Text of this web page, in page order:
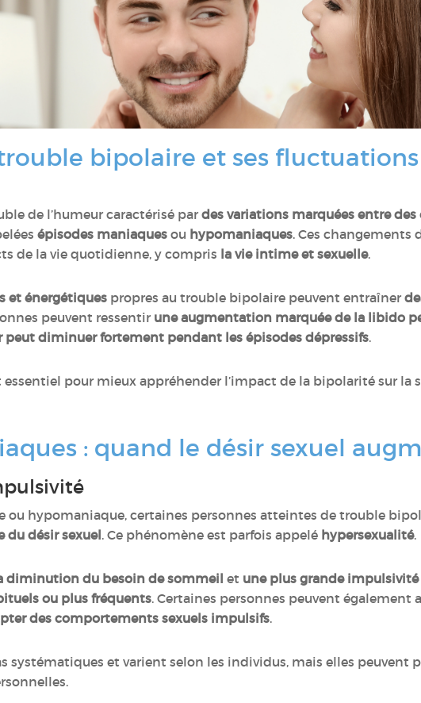
bipolaire et ses fluctuations
de l’humeur caractérisé par des variations marquées entre
épisodes maniaques ou hypomaniaques. Ces changements
de la vie quotidienne, y compris la vie intime et sexuelle.
et énergétiques propres au trouble bipolaire peuvent entraîner
peuvent ressentir une augmentation marquée de la libido
peut diminuer fortement pendant les épisodes dépressifs.
pour mieux appréhender l’impact de la bipolarité sur la
: quand le désir sexuel
ou hypomaniaque, certaines personnes atteintes de trouble
désir sexuel. Ce phénomène est parfois appelé hypersexualité.
diminution du besoin de sommeil et une plus grande impulsivité
ou plus fréquents. Certaines personnes peuvent également
des comportements sexuels impulsifs.
systématiques et varient selon les individus, mais elles peuvent